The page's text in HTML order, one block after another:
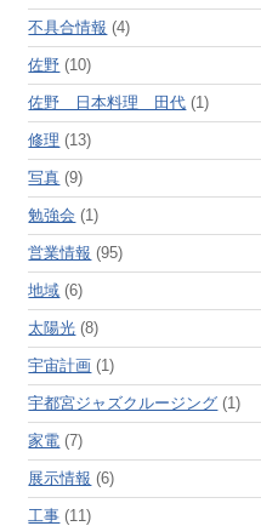
不具合情報 (4)
佐野 (10)
佐野 日本料理 田代 (1)
修理 (13)
写真 (9)
勉強会 (1)
営業情報 (95)
地域 (6)
太陽光 (8)
宇宙計画 (1)
宇都宮ジャズクルージング (1)
家電 (7)
展示情報 (6)
工事 (11)